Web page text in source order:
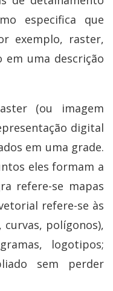
especifica que
exemplo, raster,
uma descrição
(ou imagem
digital
em uma grade.
eles formam a
refere-se mapas
refere-se às
polígonos),
logotipos;
sem perder